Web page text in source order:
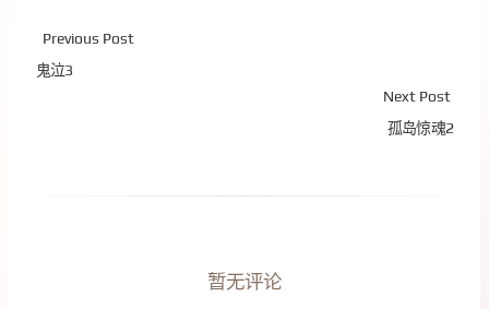
Previous Post
鬼泣3
Next Post
孤岛惊魂2
暂无评论